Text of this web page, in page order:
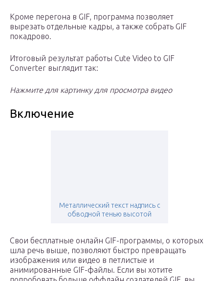
Кроме перегона в GIF, программа позволяет
вырезать отдельные кадры, а также собрать GIF
покадрово.
Итоговый результат работы Cute Video to GIF
Converter выглядит так:
Нажмите для картинку для просмотра видео
Включение
Металлический текст надпись с
обводной тенью высотой
Свои бесплатные онлайн GIF-программы, о которых
шла речь выше, позволяют быстро превращать
изображения или видео в петлистые и
анимированные GIF-файлы. Если вы хотите